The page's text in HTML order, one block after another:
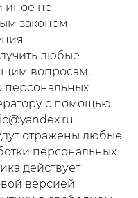
иное не
законом.
любые
вопросам,
персональных
с помощью
отражены любые
персональных
действует
версией.